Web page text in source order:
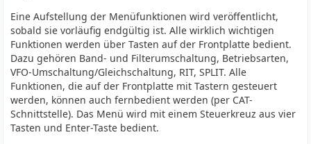
Eine Aufstellung der Menüfunktionen wird veröffentlicht,
sobald sie vorläufig endgültig ist. Alle wirklich wichtigen
Funktionen werden über Tasten auf der Frontplatte bedient.
Dazu gehören Band- und Filterumschaltung, Betriebsarten,
VFO-Umschaltung/Gleichschaltung, RIT, SPLIT. Alle
Funktionen, die auf der Frontplatte mit Tastern gesteuert
werden, können auch fernbedient werden (per CAT-
Schnittstelle). Das Menü wird mit einem Steuerkreuz aus vier
Tasten und Enter-Taste bedient.